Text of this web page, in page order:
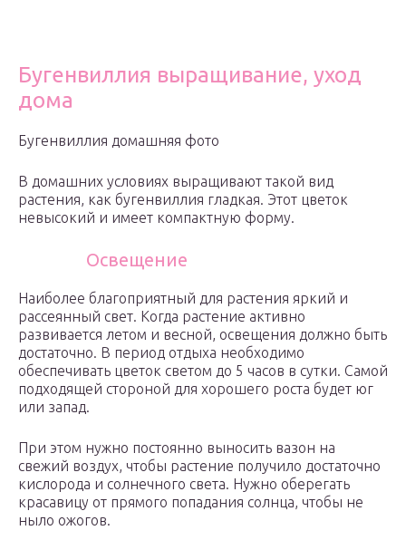
Бугенвиллия выращивание, уход
дома
Бугенвиллия домашняя фото
В домашних условиях выращивают такой вид
растения, как бугенвиллия гладкая. Этот цветок
невысокий и имеет компактную форму.
Освещение
Наиболее благоприятный для растения яркий и
рассеянный свет. Когда растение активно
развивается летом и весной, освещения должно быть
достаточно. В период отдыха необходимо
обеспечивать цветок светом до 5 часов в сутки. Самой
подходящей стороной для хорошего роста будет юг
или запад.
При этом нужно постоянно выносить вазон на
свежий воздух, чтобы растение получило достаточно
кислорода и солнечного света. Нужно оберегать
красавицу от прямого попадания солнца, чтобы не
ныло ожогов.